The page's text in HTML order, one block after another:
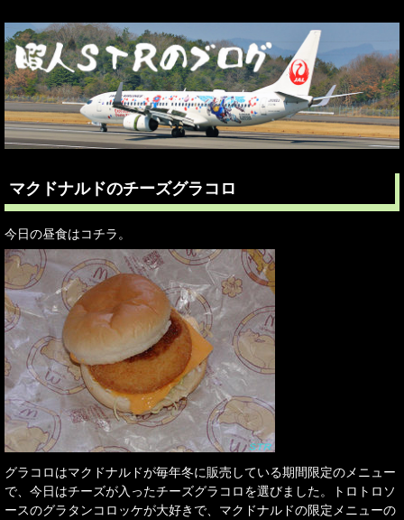
マクドナルドのチーズグラコロ
今日の昼食はコチラ。
グラコロはマクドナルドが毎年冬に販売している期間限定のメニュー
で、今日はチーズが入ったチーズグラコロを選びました。トロトロソ
ースのグラタンコロッケが大好きで、マクドナルドの限定メニューの